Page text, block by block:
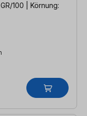
100 | Körnung: